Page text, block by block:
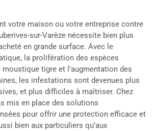
votre maison ou votre entreprise contre
sur-Varèze nécessite bien plus
en grande surface. Avec le
la prolifération des espèces
tigre et l’augmentation des
les infestations sont devenues plus
et plus difficiles à maîtriser. Chez
mis en place des solutions
pour offrir une protection efficace et
bien aux particuliers qu’aux